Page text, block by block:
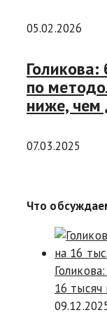
05.02.2026
по
ниже, чем
07.03.2025
Что
16 тысяч